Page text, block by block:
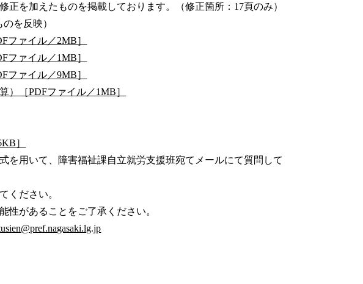
を加えたものを掲載しております。（修正箇所：17頁のみ）
を反映）
ファイル／2MB］
ファイル／1MB］
ファイル／9MB］
［PDFファイル／1MB］
］
を用いて、障害福祉課自立就労支援班宛てメールにて質問して
ください。
性があることをご了承ください。